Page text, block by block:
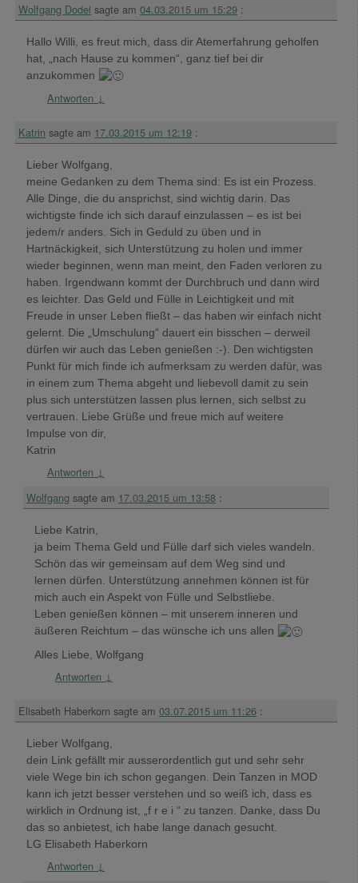
Wolfgang Dodel sagte am 04.03.2015 um 15:29 :
Hallo Willi, es freut mich, dass dir Atemerfahrung geholfen
hat, „nach Hause zu kommen“, ganz tief bei dir
anzukommen
Antworten ↓
Katrin sagte am 17.03.2015 um 12:19 :
Lieber Wolfgang,
meine Gedanken zu dem Thema sind: Es ist ein Prozess.
Alle Dinge, die du ansprichst, sind wichtig darin. Das
wichtigste finde ich sich darauf einzulassen – es ist bei
jedem/r anders. Sich in Geduld zu üben und in
Hartnäckigkeit, sich Unterstützung zu holen und immer
wieder beginnen, wenn man meint, den Faden verloren zu
haben. Irgendwann kommt der Durchbruch und dann wird
es leichter. Das Geld und Fülle in Leichtigkeit und mit
Freude in unser Leben fließt – das haben wir einfach nicht
gelernt. Die „Umschulung“ dauert ein bisschen – derweil
dürfen wir auch das Leben genießen :-). Den wichtigsten
Punkt für mich finde ich aufmerksam zu werden dafür, was
in einem zum Thema abgeht und liebevoll damit zu sein
plus sich unterstützen lassen plus lernen, sich selbst zu
vertrauen. Liebe Grüße und freue mich auf weitere
Impulse von dir,
Katrin
Antworten ↓
Wolfgang sagte am 17.03.2015 um 13:58 :
Liebe Katrin,
ja beim Thema Geld und Fülle darf sich vieles wandeln.
Schön das wir gemeinsam auf dem Weg sind und
lernen dürfen. Unterstützung annehmen können ist für
mich auch ein Aspekt von Fülle und Selbstliebe.
Leben genießen können – mit unserem inneren und
äußeren Reichtum – das wünsche ich uns allen
Alles Liebe, Wolfgang
Antworten ↓
Elisabeth Haberkorn sagte am 03.07.2015 um 11:26 :
Lieber Wolfgang,
dein Link gefällt mir ausserordentlich gut und sehr sehr
viele Wege bin ich schon gegangen. Dein Tanzen in MOD
kann ich jetzt besser verstehen und so weiß ich, dass es
wirklich in Ordnung ist, „f r e i “ zu tanzen. Danke, dass Du
das so anbietest, ich habe lange danach gesucht.
LG Elisabeth Haberkorn
Antworten ↓